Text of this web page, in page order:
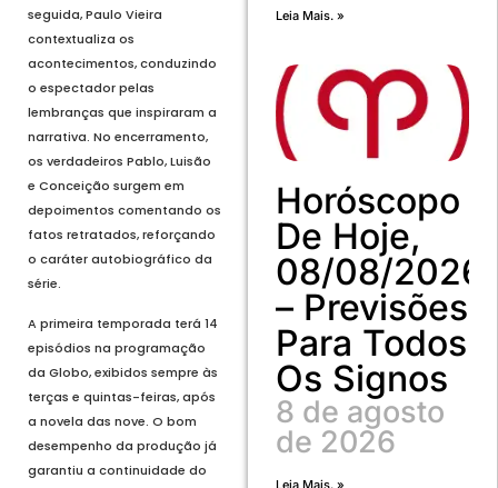
seguida, Paulo Vieira
contextualiza os
acontecimentos, conduzindo
o espectador pelas
lembranças que inspiraram a
narrativa. No encerramento,
os verdadeiros Pablo, Luisão
e Conceição surgem em
depoimentos comentando os
fatos retratados, reforçando
o caráter autobiográfico da
série.
A primeira temporada terá 14
episódios na programação
da Globo, exibidos sempre às
terças e quintas-feiras, após
a novela das nove. O bom
desempenho da produção já
garantiu a continuidade do
Leia Mais. »
Horóscopo
De Hoje,
08/08/2026
– Previsões
Para Todos
Os Signos
8 de agosto
de 2026
Leia Mais. »